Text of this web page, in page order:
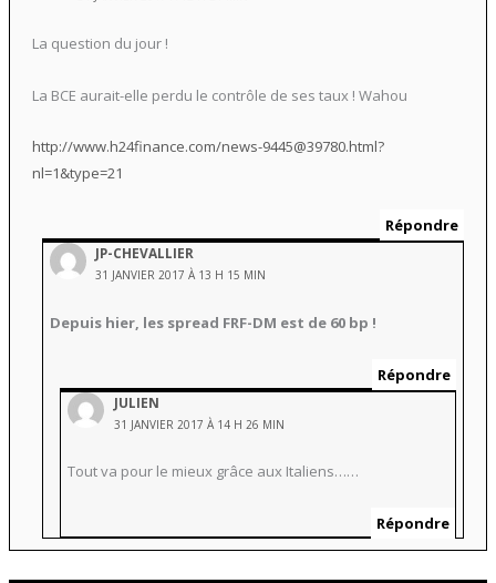
La question du jour !
La BCE aurait-elle perdu le contrôle de ses taux ! Wahou
http://www.h24finance.com/news-9445@39780.html?
nl=1&type=21
Répondre
JP-CHEVALLIER
31 JANVIER 2017 À 13 H 15 MIN
Depuis hier, les spread FRF-DM est de 60 bp !
Répondre
JULIEN
31 JANVIER 2017 À 14 H 26 MIN
Tout va pour le mieux grâce aux Italiens……
Répondre